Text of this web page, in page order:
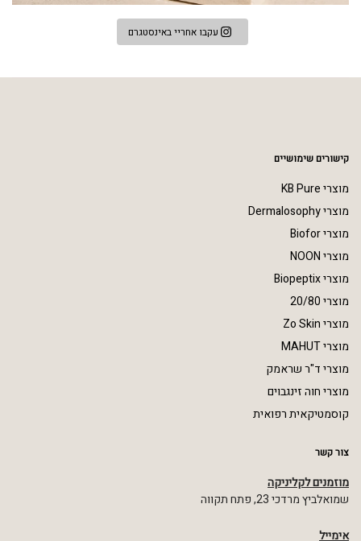
עקבו אחריי באינסטגרם
קישורים שימושיים
מוצרי KB Pure
מוצרי Dermalosophy
מוצרי Biofor
מוצרי NOON
מוצרי Biopeptix
מוצרי 20/80
מוצרי Zo Skin
מוצרי MAHUT
מוצרי ד"ר שראמק
מוצרי חוה זינגבוים
קוסמטיקאית רפואית
צור קשר
מוזמנים לקליניקה
שמואלביץ מרדכי 23, פתח תקווה
אימייל